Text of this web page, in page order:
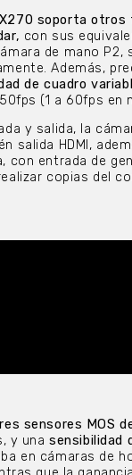
soporta
con sus
de mano
Además,
de cuadro
(1 a 60fps en
y salida, la
salida HDMI,
entrada de
copias del
sensores MOS
y unasensibilidad
en cámaras de